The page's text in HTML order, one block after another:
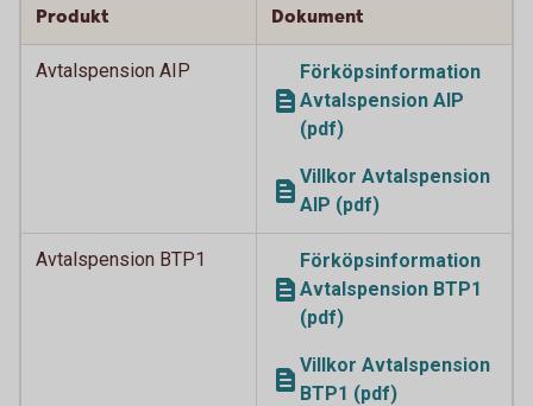
Produkt Dokument
Avtalspension AIP
Förköpsinformation
Avtalspension AIP
(pdf)
Villkor Avtalspension
AIP (pdf)
Avtalspension BTP1
Förköpsinformation
Avtalspension BTP1
(pdf)
Villkor Avtalspension
BTP1 (pdf)